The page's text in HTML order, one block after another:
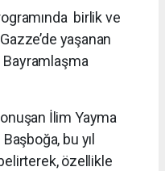
birlik ve
yaşanan
Bayramlaşma
İlim Yayma
bu yıl
özellikle